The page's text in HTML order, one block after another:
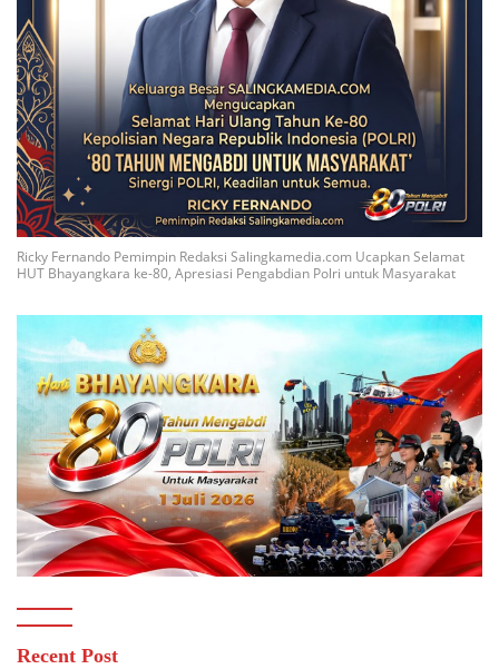
Ricky Fernando Pemimpin Redaksi Salingkamedia.com Ucapkan Selamat
HUT Bhayangkara ke-80, Apresiasi Pengabdian Polri untuk Masyarakat
Recent Post